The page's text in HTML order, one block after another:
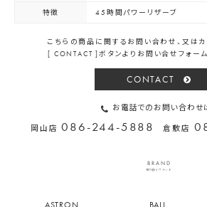
特徴 45時間パワーリザーブ
こちらの商品に関するお問い合わせ、又は
[ CONTACT ]ボタンよりお問い合せフォー
CONTACT
お電話でのお問い合わせ
岡山店086-244-5888 倉敷店
BRAND
取り扱いブランド